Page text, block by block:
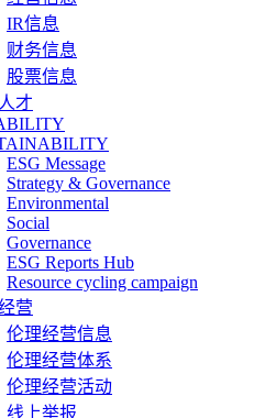
IR信息
财务信息
股票信息
才
ESG Message
Strategy & Governance
Environmental
Social
Governance
ESG Reports Hub
Resource cycling campaign
营
伦理经营信息
伦理经营体系
伦理经营活动
线上举报